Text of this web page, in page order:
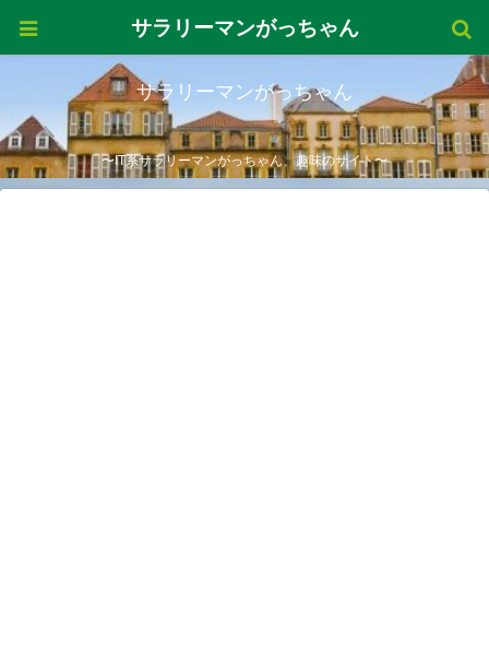
サラリーマンがっちゃん
〜IT系サラリーマンがっちゃん、趣味のサイト〜
サラリーマンがっちゃん